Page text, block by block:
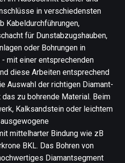
in verschiedensten
Kabeldurchführungen,
für Dunstabzugshauben,
oder Bohrungen in
mit einer entsprechenden
diese Arbeiten entsprechend
Auswahl der richtigen Diamant-
zu bohrende Material. Beim
Kalksandstein oder leichtem
mittelharter Bindung wie zB
BKL. Das Bohren von
Diamantsegment